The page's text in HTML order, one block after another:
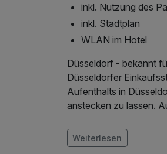
inkl. Nutzung des
inkl. Stadtplan
WLAN im Hotel
Düsseldorf - bekannt
Düsseldorfer
Aufenthalts in
anstecken zu lassen.
Im Angebot enthalten
1 x Welcome Drink,
Weiterlesen